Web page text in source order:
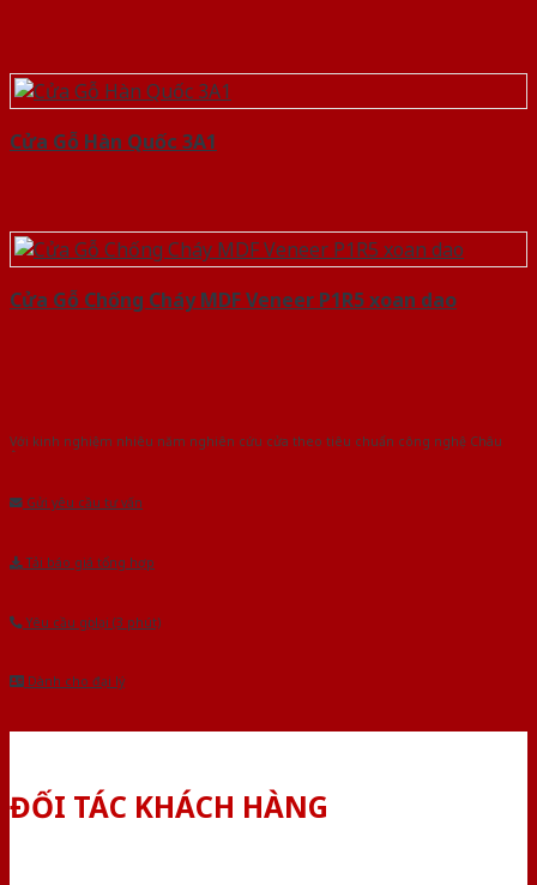
Cửa Gỗ Hàn Quốc 3A1
Cửa Gỗ Chống Cháy MDF Veneer P1R5 xoan dao
Với kinh nghiệm nhiêu năm nghiên cứu cửa theo tiêu chuẩn công nghệ Châu
Gửi yêu cầu tư vấn
Tải báo giá tổng hợp
Yêu cầu gọi lại (3 phút)
Dành cho đại lý
ĐỐI TÁC KHÁCH HÀNG